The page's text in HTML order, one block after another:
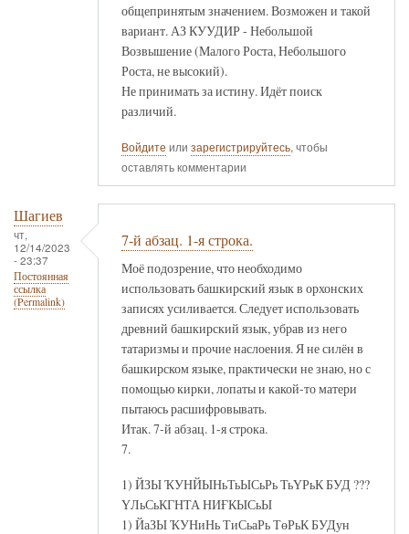
общепринятым значением. Возможен и такой
вариант. АЗ КУУДИР - Небольшой
Возвышение (Малого Роста, Небольшого
Роста, не высокий).
Не принимать за истину. Идёт поиск
различий.
Войдите или зарегистрируйтесь, чтобы
оставлять комментарии
Шагиев
чт,
12/14/2023
- 23:37
Постоянная
ссылка
(Permalink)
7-й абзац. 1-я строка.
Моё подозрение, что необходимо
использовать башкирский язык в орхонских
записях усиливается. Следует использовать
древний башкирский язык, убрав из него
татаризмы и прочие наслоения. Я не силён в
башкирском языке, практически не знаю, но с
помощью кирки, лопаты и какой-то матери
пытаюсь расшифровывать.
Итак. 7-й абзац. 1-я строка.
7.
1) ЙЗЫ ҠУНЙЫНьТьЫСьРь ТьҮРьК БУД ???
ҮЛьСьКГНТА НИҒКЫСьЫ
1) ЙаЗЫ ҠУНиНь ТиСьаРь ТөРьК БУДун